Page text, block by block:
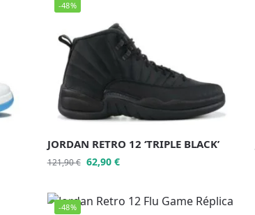
-48%
JORDAN RETRO 12 ‘TRIPLE BLACK’
121,90€ 62,90 €
-48%